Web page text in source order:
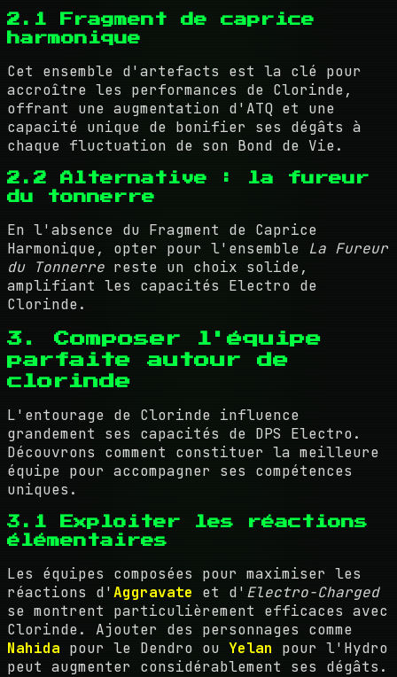
2.1 Fragment de caprice
harmonique
Cet ensemble d'artefacts est la clé pour
accroître les performances de Clorinde,
offrant une augmentation d'ATQ et une
capacité unique de bonifier ses dégâts à
chaque fluctuation de son Bond de Vie.
2.2 Alternative : la fureur
du tonnerre
En l'absence du Fragment de Caprice
Harmonique, opter pour l'ensemble La Fureur
du Tonnerre reste un choix solide,
amplifiant les capacités Electro de
Clorinde.
3. Composer l'équipe
parfaite autour de
clorinde
L'entourage de Clorinde influence
grandement ses capacités de DPS Electro.
Découvrons comment constituer la meilleure
équipe pour accompagner ses compétences
uniques.
3.1 Exploiter les réactions
élémentaires
Les équipes composées pour maximiser les
réactions d'Aggravate et d' Electro-Charged
se montrent particulièrement efficaces avec
Clorinde. Ajouter des personnages comme
Nahida pour le Dendro ou Yelan pour l'Hydro
peut augmenter considérablement ses dégâts.